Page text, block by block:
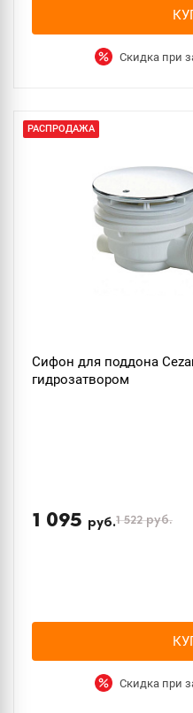
Скидка при
РАСПРОДАЖА
Сифон для поддона
гидрозатвором
1 095 руб.1 522руб.
Скидка при